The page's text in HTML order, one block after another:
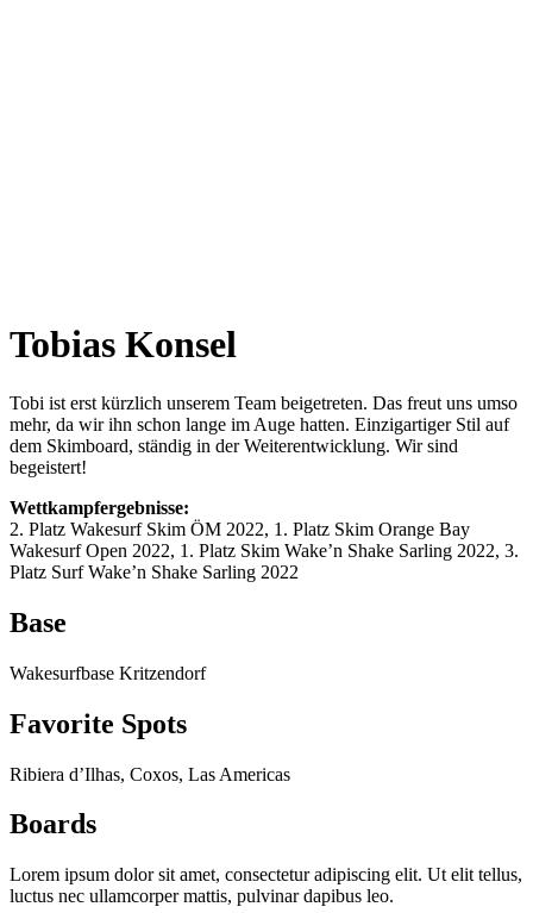
Tobias Konsel
Tobi ist erst kürzlich unserem Team beigetreten. Das freut uns umso
mehr, da wir ihn schon lange im Auge hatten. Einzigartiger Stil auf
dem Skimboard, ständig in der Weiterentwicklung. Wir sind
begeistert!
Wettkampfergebnisse:
2. Platz Wakesurf Skim ÖM 2022, 1. Platz Skim Orange Bay
Wakesurf Open 2022, 1. Platz Skim Wake’n Shake Sarling 2022, 3.
Platz Surf Wake’n Shake Sarling 2022
Base
Wakesurfbase Kritzendorf
Favorite Spots
Ribiera d’Ilhas, Coxos, Las Americas
Boards
Lorem ipsum dolor sit amet, consectetur adipiscing elit. Ut elit tellus,
luctus nec ullamcorper mattis, pulvinar dapibus leo.